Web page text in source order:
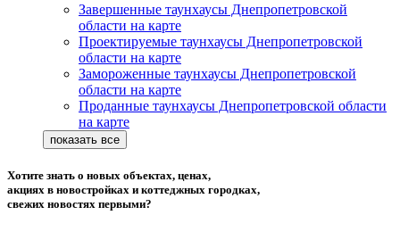
Завершенные таунхаусы Днепропетровской
области на карте
Проектируемые таунхаусы Днепропетровской
области на карте
Замороженные таунхаусы Днепропетровской
области на карте
Проданные таунхаусы Днепропетровской области
на карте
Хотите знать о новых объектах, ценах,
акциях в новостройках и коттеджных городках,
свежих новостях первыми?